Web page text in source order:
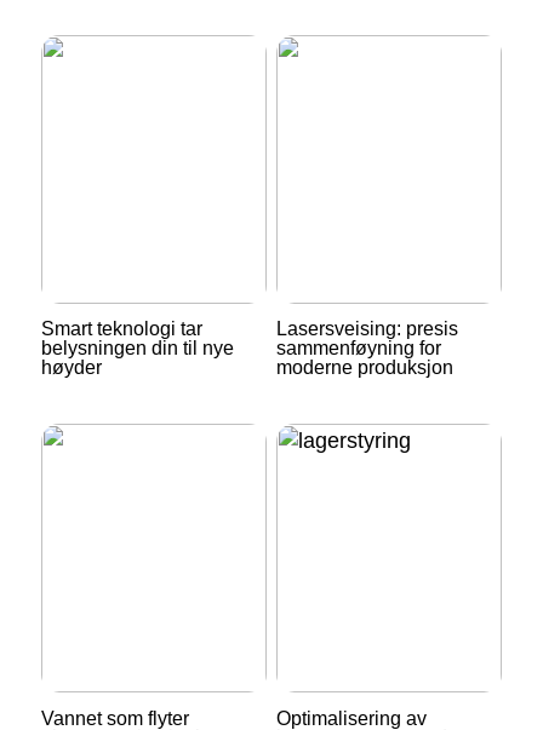
Smart teknologi tar
belysningen din til nye
høyder
Lasersveising: presis
sammenføyning for
moderne produksjon
Vannet som flyter
Optimalisering av